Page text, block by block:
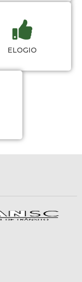
ELOGIO